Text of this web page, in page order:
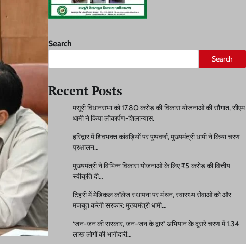
Search
Search
Recent Posts
मसूरी विधानसभा को 17.80 करोड़ की विकास योजनाओं की सौगात, सीएम
धामी ने किया लोकार्पण-शिलान्यास.
हरिद्वार में शिवभक्त कांवड़ियों पर पुष्पवर्षा, मुख्यमंत्री धामी ने किया चरण
प्रक्षालन…
मुख्यमंत्री ने विभिन्न विकास योजनाओं के लिए ₹5 करोड़ की वित्तीय
स्वीकृति दी…
टिहरी में मेडिकल कॉलेज स्थापना पर मंथन, स्वास्थ्य सेवाओं को और
मजबूत करेगी सरकार: मुख्यमंत्री धामी…
‘जन-जन की सरकार, जन-जन के द्वार’ अभियान के दूसरे चरण में 1.34
लाख लोगों की भागीदारी…